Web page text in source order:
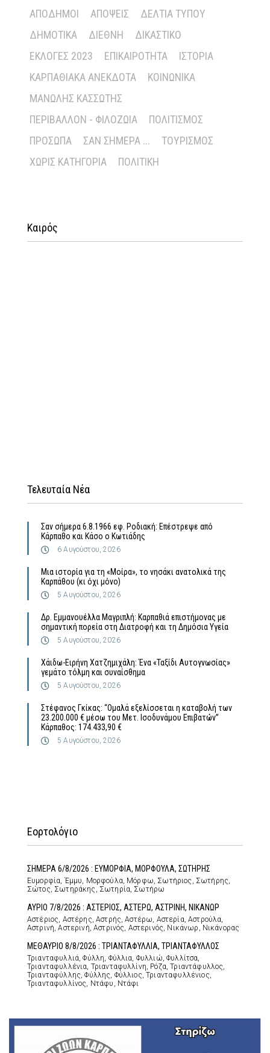
ΑΠΌΔΗΜΟΙ ΑΠΌΨΕΙΣ
ΔΕΛΤΊΑ ΤΎΠΟΥ
ΔΗΜΟΤΙΚΆ
ΔΙΕΘΝΉ
ΔΙΚΑΣΤΙΚΌ
ΕΚΛΟΓΈΣ 2023
ΕΠΙΚΑΙΡΌΤΗΤΑ
ΙΣΤΟΡΊΑ
ΚΑΡΠΑΘΙΑΚΆ ΑΝΈΚΔΟΤΑ
ΚΟΙΝΩΝΙΚΆ
ΜΑΝΏΛΗΣ ΚΑΣΣΏΤΗΣ
ΠΕΡΙΒΆΛΛΟΝ - ΦΙΛΟΖΩΊΑ
ΠΟΛΙΤΙΣΜΌΣ
ΠΡΌΣΩΠΑ
ΣΑΝ ΣΉΜΕΡΑ ...
ΤΟΥΡΙΣΜΌΣ
ΧΩΡΊΣ ΚΑΤΗΓΟΡΊΑ
ΠΟΛΙΤΙΚΉ
Καιρός
Τελευταία Νέα
Σαν σήμερα 6.8.1966 εφ. Ροδιακή: Επέστρεψε από
Κάρπαθο και Κάσο ο Κωτιάδης
6 Αυγούστου, 2026
Μια ιστορία για τη «Μοίρα», το νησάκι ανατολικά της
Καρπάθου (κι όχι μόνο)
5 Αυγούστου, 2026
Δρ. Εμμανουέλλα Μαγριπλή: Καρπαθιά επιστήμονας με
σημαντική πορεία στη Διατροφή και τη Δημόσια Υγεία
5 Αυγούστου, 2026
Χάιδω-Ειρήνη Χατζημιχάλη: Ένα «Ταξίδι Αυτογνωσίας»
γεμάτο τόλμη και συναίσθημα
5 Αυγούστου, 2026
Στέφανος Γκίκας: “Ομαλά εξελίσσεται η καταβολή των
23.200.000 € μέσω του Μετ. Ισοδυνάμου Επιβατών”
Κάρπαθος: 174.433,90 €
5 Αυγούστου, 2026
Εορτολόγιο
ΣΗΜΕΡΑ 6/8/2026 : ΕΥΜΟΡΦΙΑ, ΜΟΡΦΟΥΛΑ, ΣΩΤΗΡΗΣ
Ευμορφία, Έμμυ, Μορφούλα, Μόρφω, Σωτήριος, Σωτήρης,
Σώτος, Σωτηράκης, Σωτηρία, Σωτήρω
ΑΥΡΙΟ 7/8/2026 : ΑΣΤΕΡΙΟΣ, ΑΣΤΕΡΩ, ΑΣΤΡΙΝΗ, ΝΙΚΑΝΩΡ
Αστέριος, Αστέρης, Αστρής, Αστέρω, Αστερία, Αστρούλα,
Αστρινή, Αστερινή, Αστρινός, Αστερινός, Νικάνωρ, Νικάνορας
ΜΕΘΑΥΡΙΟ 8/8/2026 : ΤΡΙΑΝΤΑΦΥΛΛΙΑ, ΤΡΙΑΝΤΑΦΥΛΛΟΣ
Τριανταφυλλιά, Φύλλη, Φύλλια, Φυλλιώ, Φυλλίτσα,
Τριανταφυλλένια, Τριανταφυλλίνη, Ρόζα, Τριαντάφυλλος,
Τριανταφύλλης, Φύλλης, Φύλλιος, Τριανταφυλλένιος,
Τριανταφυλλίνος, Ντάφυ, Ντάφι